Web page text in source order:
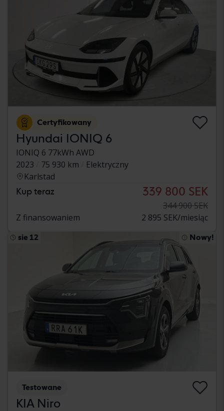
Certyfikowany
Hyundai IONIQ 6
IONIQ 6 77kWh AWD
2023
75 930 km
Elektryczny
Karlstad
Kup teraz 339 800 SEK
344 900 SEK
Z finansowaniem
2 895 SEK/miesiąc
sie 12 Nowy!
Testowane
KIA Niro